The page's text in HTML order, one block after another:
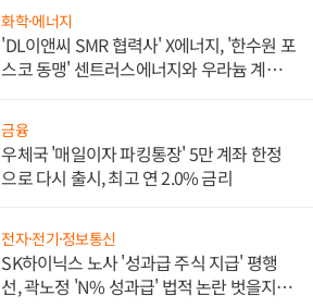
화학·에너지
'DL이앤씨 SMR 협력사' X에너지, '한수원 포
스코 동맹' 센트러스에너지와 우라늄 계약
금융
우체국 '매일이자 파킹통장' 5만 계좌 한정
으로 다시 출시, 최고 연 2.0% 금리
전자·전기·정보통신
SK하이닉스 노사 '성과급 주식 지급' 평행
선, 곽노정 'N% 성과급' 법적 논란 벗을지 주